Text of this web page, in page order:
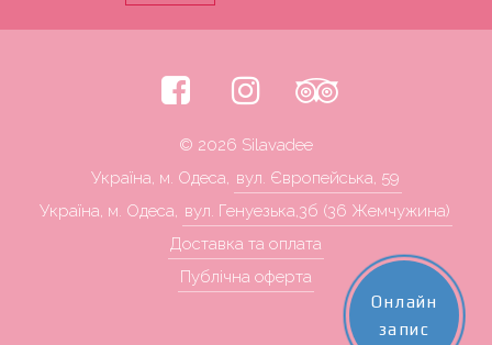
© 2026 Silavadee
Україна, м. Одеса, вул. Європейська, 59
Україна, м. Одеса, вул. Генуезька,3б (36 Жемчужина)
Доставка та оплата
Публічна оферта
Онлайн
запис